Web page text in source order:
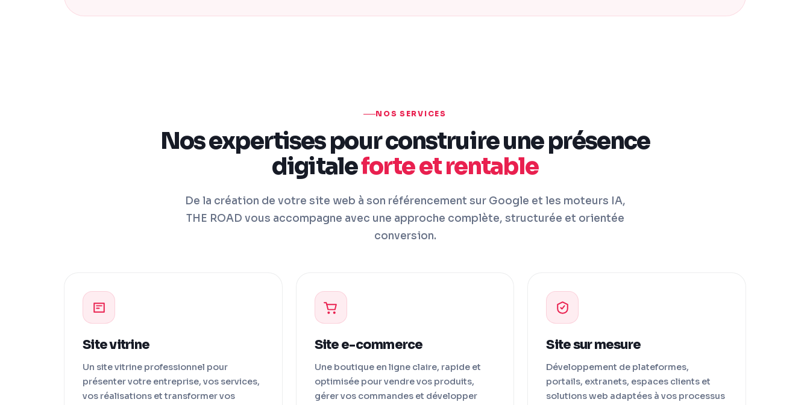
NOS SERVICES
Nos expertises pour construire une présence
digitaleforte et rentable
De la création de votre site web à son référencement sur Google et les moteurs IA,
THE ROAD vous accompagne avec une approche complète, structurée et orientée
conversion.
Site vitrine
Un site vitrine professionnel pour
présenter votre entreprise, vos services,
vos réalisations et transformer vos
Site e-commerce
Une boutique en ligne claire, rapide et
optimisée pour vendre vos produits,
gérer vos commandes et développer
Site sur mesure
Développement de plateformes,
portails, extranets, espaces clients et
solutions web adaptées à vos processus